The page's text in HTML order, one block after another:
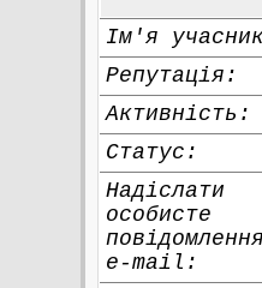
Ім'я
Репутація:
Активність:
Статус:
Надіслати
особисте
e-mail: